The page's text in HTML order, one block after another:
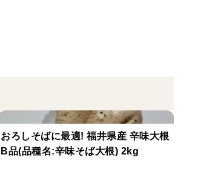
おろしそばに最適! 福井県産 辛味大根
B品(品種名:辛味そば大根) 2kg